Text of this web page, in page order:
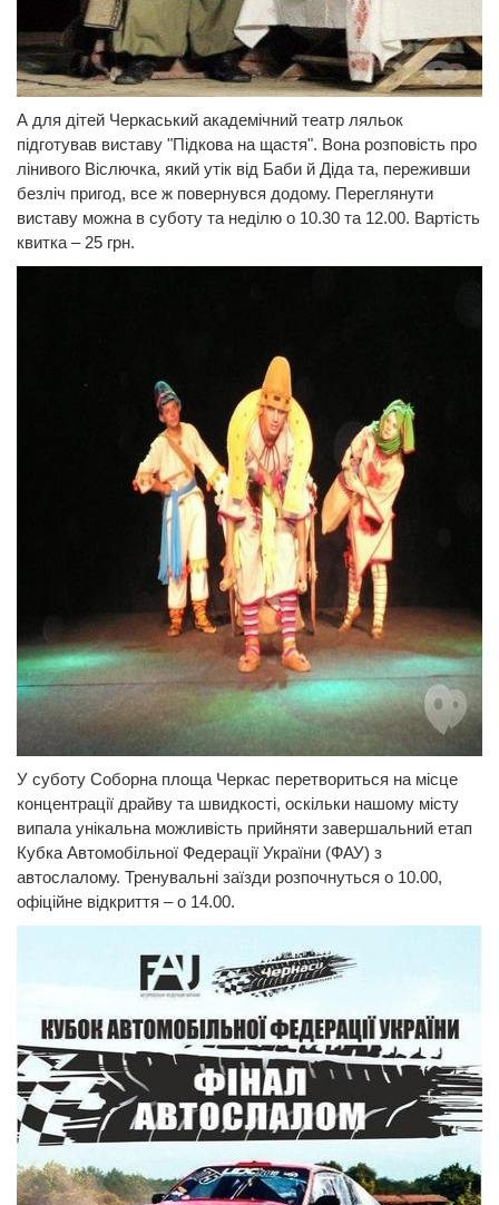
А для дітей Черкаський академічний театр ляльок
підготував виставу "Підкова на щастя". Вона розповість про
лінивого Віслючка, який утік від Баби й Діда та, переживши
безліч пригод, все ж повернувся додому. Переглянути
виставу можна в суботу та неділю о 10.30 та 12.00. Вартість
квитка – 25 грн.
У суботу Соборна площа Черкас перетвориться на місце
концентрації драйву та швидкості, оскільки нашому місту
випала унікальна можливість прийняти завершальний етап
Кубка Автомобільної Федерації України (ФАУ) з
автослалому. Тренувальні заїзди розпочнуться о 10.00,
офіційне відкриття – о 14.00.